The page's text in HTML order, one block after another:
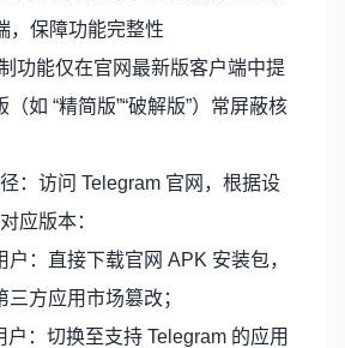
，保障功能完整性
功能仅在官网最新版客户端中提
如 “精简版”“破解版”）常屏蔽核
：访问 Telegram 官网，根据设
应版本：
户：直接下载官网 APK 安装包，
三方应用市场篡改；
户：切换至支持 Telegram 的应用